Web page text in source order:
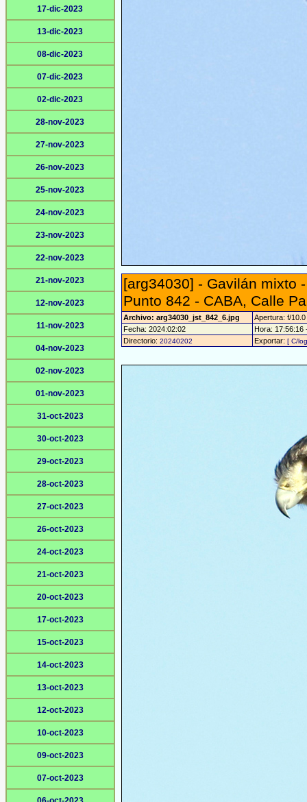
17-dic-2023
13-dic-2023
08-dic-2023
07-dic-2023
02-dic-2023
28-nov-2023
27-nov-2023
26-nov-2023
25-nov-2023
24-nov-2023
23-nov-2023
22-nov-2023
21-nov-2023
12-nov-2023
11-nov-2023
04-nov-2023
02-nov-2023
01-nov-2023
31-oct-2023
30-oct-2023
29-oct-2023
28-oct-2023
27-oct-2023
26-oct-2023
24-oct-2023
21-oct-2023
20-oct-2023
17-oct-2023
15-oct-2023
14-oct-2023
13-oct-2023
12-oct-2023
10-oct-2023
09-oct-2023
07-oct-2023
[arg34030] - Gavilán mixto
Punto 842 - CABA, Calle
Archivo: arg34030_jst_842_6.jpg
Apertura: f/10.0
Fecha: 2024:02:02
Hora: 17:56:16
Directorio: 20240202 Exportar: [ C/